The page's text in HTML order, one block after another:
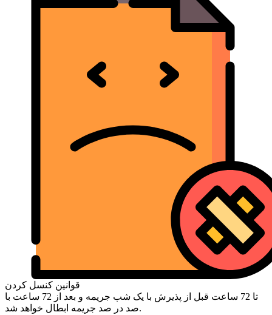
قوانین کنسل کردن
تا 72 ساعت قبل از پذیرش با یک شب جریمه و بعد از 72 ساعت با
صد در صد جریمه ابطال خواهد شد.